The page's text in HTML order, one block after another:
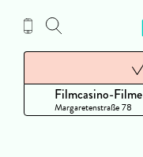
Inhalt
Filmcasino-Filme
Margaretenstraße 78